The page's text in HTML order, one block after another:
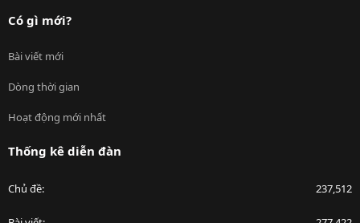
Có gì mới?
Bài viết mới
Dòng thời gian
Hoạt động mới nhất
Thống kê diễn đàn
Chủ đề 237,512